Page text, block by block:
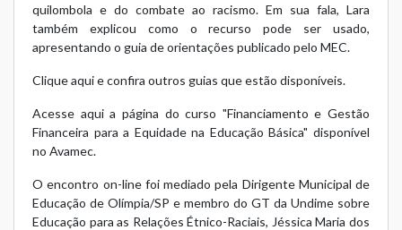
quilombola e do combate ao racismo. Em sua fala, Lara
também explicou como o recurso pode ser usado,
apresentando o guia de orientações publicado pelo MEC.
Clique aqui e confira outros guias que estão disponíveis.
Acesse aqui a página do curso "Financiamento e Gestão
Financeira para a Equidade na Educação Básica" disponível
no Avamec.
O encontro on-line foi mediado pela Dirigente Municipal de
Educação de Olímpia/SP e membro do GT da Undime sobre
Educação para as Relações Étnico-Raciais, Jéssica Maria dos